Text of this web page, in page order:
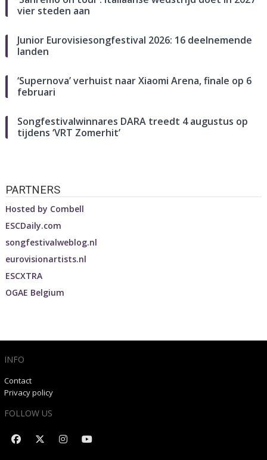
vier steden aan
Junior Eurovisiesongfestival 2026: 16 deelnemende
landen
‘Supernova’ verhuist naar Xiaomi Arena, finale op 6
februari
Songfestivalwinnares DARA treedt 4 augustus op
tijdens ‘VRT Zomerhit’
PARTNERS
Hosted by Combell
ESCDaily.com
songfestivalweblog.nl
eurovisionartists.nl
ESCXTRA
OGAE Belgium
INFO
Contact
Privacy policy
FOLLOW US